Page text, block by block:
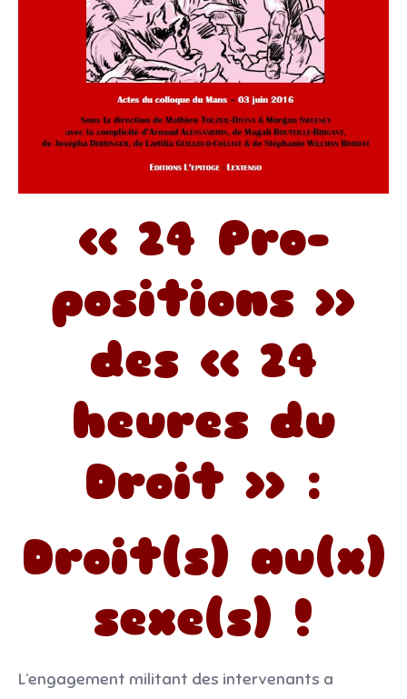
« 24 Pro-
positions »
des « 24
heures du
Droit » :
Droit(s) au(x)
sexe(s) !
L’engagement militant des intervenants a